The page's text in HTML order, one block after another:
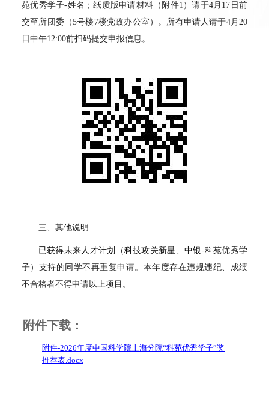
苑优秀学子-姓名；纸质版申请材料（附件1）请于4月17日前
交至所团委（5号楼7楼党政办公室）。所有申请人请于4月20
日中午12:00前扫码提交申报信息。
三、其他说明
已获得未来人才计划（科技攻关新星、中银-科苑优秀学
子）支持的同学不再重复申请。本年度存在违规违纪、成绩
不合格者不得申请以上项目。
附件下载：
附件-2026年度中国科学院上海分院“科苑优秀学子”奖
推荐表.docx